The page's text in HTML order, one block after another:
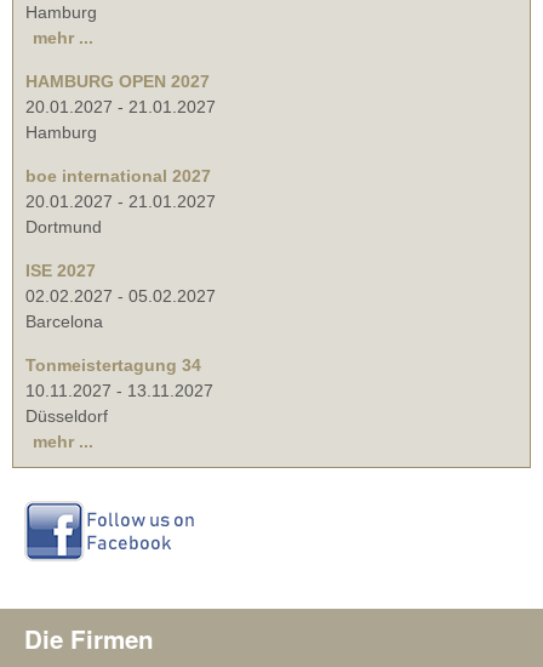
Hamburg
mehr ...
HAMBURG OPEN 2027
20.01.2027 - 21.01.2027
Hamburg
boe international 2027
20.01.2027 - 21.01.2027
Dortmund
ISE 2027
02.02.2027 - 05.02.2027
Barcelona
Tonmeistertagung 34
10.11.2027 - 13.11.2027
Düsseldorf
mehr ...
Die Firmen